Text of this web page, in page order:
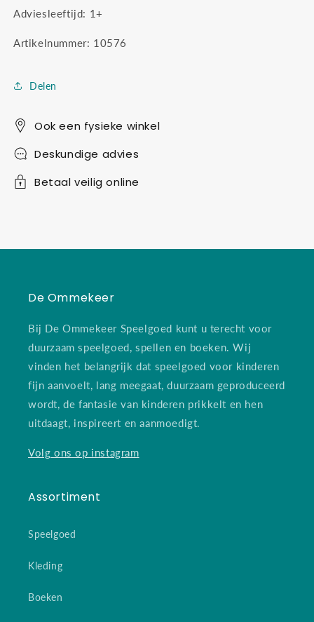
Adviesleeftijd: 1+
Artikelnummer: 10576
Delen
Ook een fysieke winkel
Deskundige advies
Betaal veilig online
De Ommekeer
Bij De Ommekeer Speelgoed kunt u terecht voor
duurzaam speelgoed, spellen en boeken. Wij
vinden het belangrijk dat speelgoed voor kinderen
fijn aanvoelt, lang meegaat, duurzaam geproduceerd
wordt, de fantasie van kinderen prikkelt en hen
uitdaagt, inspireert en aanmoedigt.
Volg ons op instagram
Assortiment
Speelgoed
Kleding
Boeken